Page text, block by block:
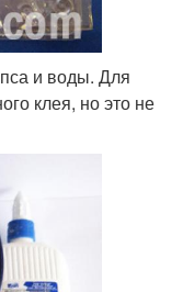
и воды. Для
клея, но это не